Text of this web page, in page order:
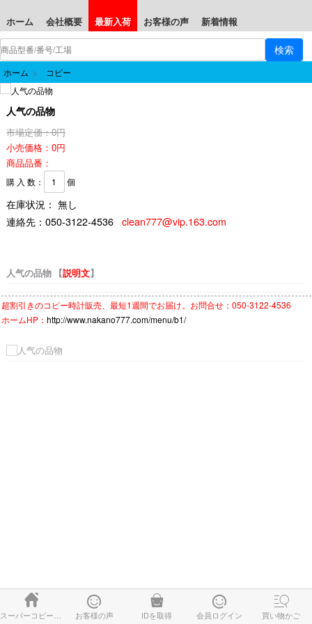
ホーム 会社概要 最新入荷 お客様の声 新着情報
ホーム > コピー
人气の品物
市場定価：0円
小売価格：0円
商品品番：
購 入 数： 個
在庫状況： 無し
連絡先： 050-3122-4536 clean777@vip.163.com
人气の品物 【説明文】
超割引きのコピー時計販売、最短1週間でお届け。お問合せ：050-3122-4536
ホームHP： http://www.nakano777.com/menu/b1/
 
お客様の声

IDを取得

会員ログイン

買い物かご